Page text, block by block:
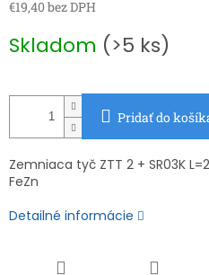
€19,40 bez DPH
cena:
Skladom (>5 ks)
Pridať do
Zemniaca tyč ZTT 2 + SR03K
FeZn
Detailné informácie